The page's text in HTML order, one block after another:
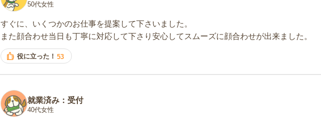
50代女性
すぐに、いくつかのお仕事を提案して下さいました。
また顔合わせ当日も丁寧に対応して下さり安心してスムーズに顔合わせが出来ました。
役に立った！ 53
就業済み：受付
40代女性